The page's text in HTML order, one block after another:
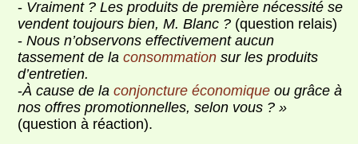
- Vraiment ? Les produits de première nécessité se
vendent toujours bien, M. Blanc ? (question relais)
-Nous n’observons effectivement aucun
tassement de laconsommation sur les produits
d’entretien.
-À cause de laconjoncture économique ou grâce à
nos offres promotionnelles, selon vous ? »
(question à réaction).